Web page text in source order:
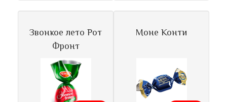
Звонкое лето Рот
Фронт
Моне Конти